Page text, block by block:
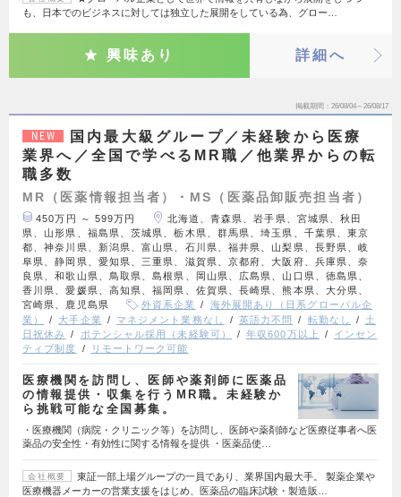
も、日本でのビジネスに対しては独立した展開をしている為、グロー…
興味あり 詳細へ
掲載期間 26/08/04～26/08/17
NEW
国内最大級グループ／未経験から医療
業界へ／全国で学べるMR職／他業界からの転
職多数
MR（医薬情報担当者）・MS（医薬品卸販売担当者）
450万円 ～ 599万円
北海道、青森県、岩手県、宮城県、秋田
県、山形県、福島県、茨城県、栃木県、群馬県、埼玉県、千葉県、東京
都、神奈川県、新潟県、富山県、石川県、福井県、山梨県、長野県、岐
阜県、静岡県、愛知県、三重県、滋賀県、京都府、大阪府、兵庫県、奈
良県、和歌山県、鳥取県、島根県、岡山県、広島県、山口県、徳島県、
香川県、愛媛県、高知県、福岡県、佐賀県、長崎県、熊本県、大分県、
宮崎県、鹿児島県
外資系企業
海外展開あり（日系グローバル企
業）
大手企業 マネジメント業務なし 英語力不問 転勤なし
土
日祝休み
ポテンシャル採用（未経験可） 年収600万以上
インセン
ティブ制度
リモートワーク可能
医療機関を訪問し、医師や薬剤師に医薬品
の情報提供・収集を行うMR職。未経験か
ら挑戦可能な全国募集。
・医療機関（病院・クリニック等）を訪問し、医師や薬剤師など医療従事者へ医
薬品の安全性・有効性に関する情報を提供 ・医薬品使…
会社概要
東証一部上場グループの一員であり、業界国内最大手。 製薬企業や
医療機器メーカーの営業支援をはじめ、医薬品の臨床試験・製造販…